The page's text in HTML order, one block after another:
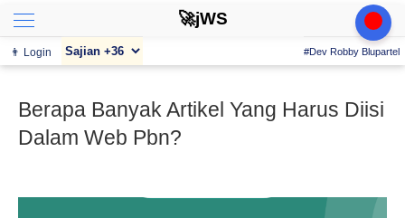
🚀jWS
👨 Login #Dev Robby Blupartel
Berapa Banyak Artikel Yang Harus Diisi
Dalam Web Pbn?